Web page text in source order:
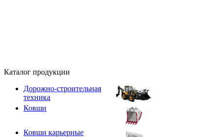
Каталог продукции
Дорожно-строительная
техника
Ковши
Ковши карьерные